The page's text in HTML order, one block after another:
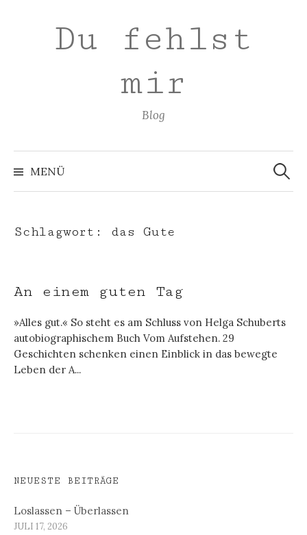
überspringenDu fehlst
mir
Blog
MENÜ
Suchen
nach:
Schlagwort: das Gute
An einem guten Tag
»Alles gut.« So steht es am Schluss von Helga Schuberts
autobiographischem Buch Vom Aufstehen. 29
Geschichten schenken einen Einblick in das bewegte
Leben der A...
NEUESTE BEITRÄGE
Loslassen – Überlassen
JULI 17, 2026